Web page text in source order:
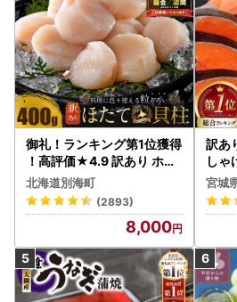
御礼！ランキング第1位獲得
！高評価★4.9 訳あり ホタ
テ 400g（ほたて 帆立 貝柱
冷凍 ）
北海道別海町
(2893)
8,000
訳あ
しゃ
宮城